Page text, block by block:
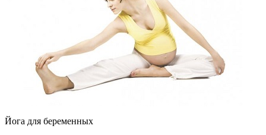
Йога для беременных